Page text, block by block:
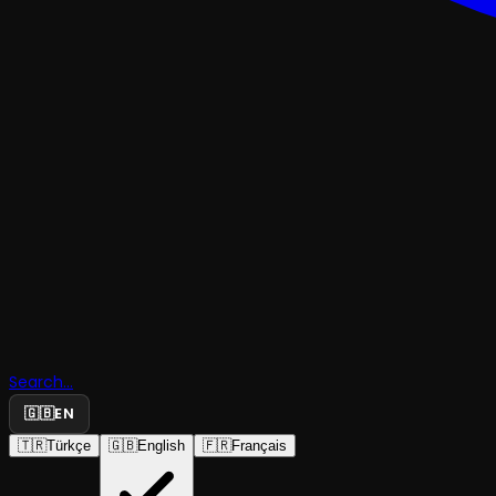
Search...
🇬🇧EN
🇹🇷Türkçe 🇬🇧English 🇫🇷Français
Gece